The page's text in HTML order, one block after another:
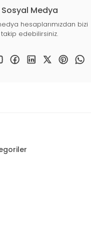
Sosyal Medya
hesaplarımızdan bizi
takip edebilirsiniz.